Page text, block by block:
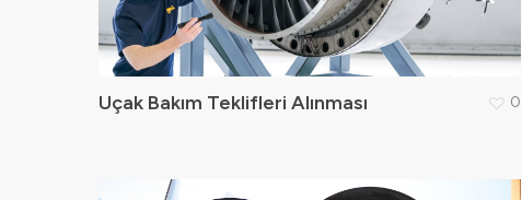
Uçak Bakım Teklifleri Alınması 0